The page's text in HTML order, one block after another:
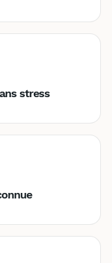
stress